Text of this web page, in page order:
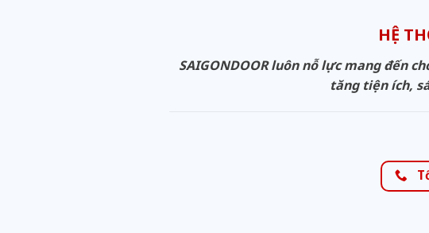
HỆ
SAIGONDOOR luôn nỗ lực mang đến
tăng tiện ích,